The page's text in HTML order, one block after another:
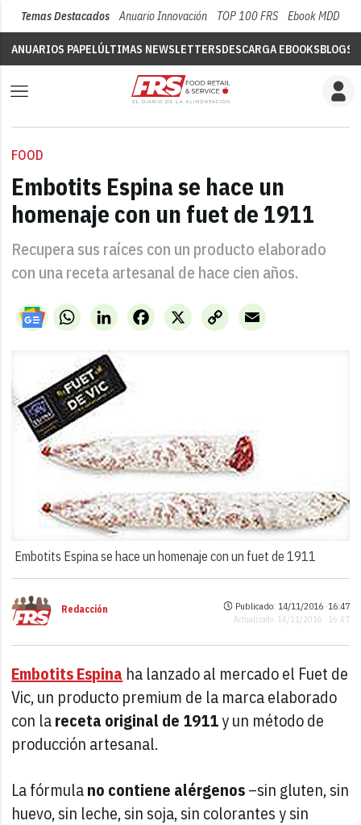
Temas Destacados Anuario Innovación TOP 100 FRS Ebook MDD
ANUARIOS PAPELÚLTIMAS NEWSLETTERSDESCARGA EBOOKSBLOGS
FOOD
Embotits Espina se hace un
homenaje con un fuet de 1911
Recupera sus raíces con un producto elaborado
con una receta artesanal de hace cien años.
WhatsAppLinkedIn X
Facebook
Copy
Link
Email
Embotits Espina se hace un homenaje con un fuet de 1911
Redacción Publicado: 14/11/2016 ·16:47
Actualizado: 14/11/2016 · 16:47
Embotits Espina ha lanzado al mercado el Fuet de
Vic, un producto premium de la marca elaborado
con lareceta original de 1911y un método de
producción artesanal.
La fórmulano contiene alérgenos–sin gluten, sin
huevo, sin leche, sin soja, sin colorantes y sin